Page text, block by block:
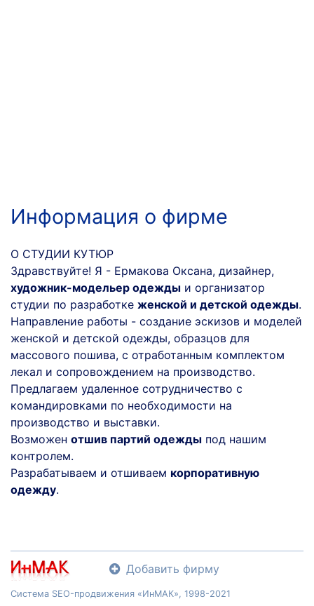
Информация о фирме
О СТУДИИ КУТЮР
Здравствуйте! Я - Ермакова Оксана, дизайнер,
художник-модельер одежды и организатор
студии по разработке женской и детской одежды.
Направление работы - создание эскизов и моделей
женской и детской одежды, образцов для
массового пошива, с отработанным комплектом
лекал и сопровождением на производство.
Предлагаем удаленное сотрудничество с
командировками по необходимости на
производство и выставки.
Возможен отшив партий одежды под нашим
контролем.
Разрабатываем и отшиваем корпоративную
одежду.
Добавить фирму
Система SEO-продвижения «ИнМАК», 1998-2021